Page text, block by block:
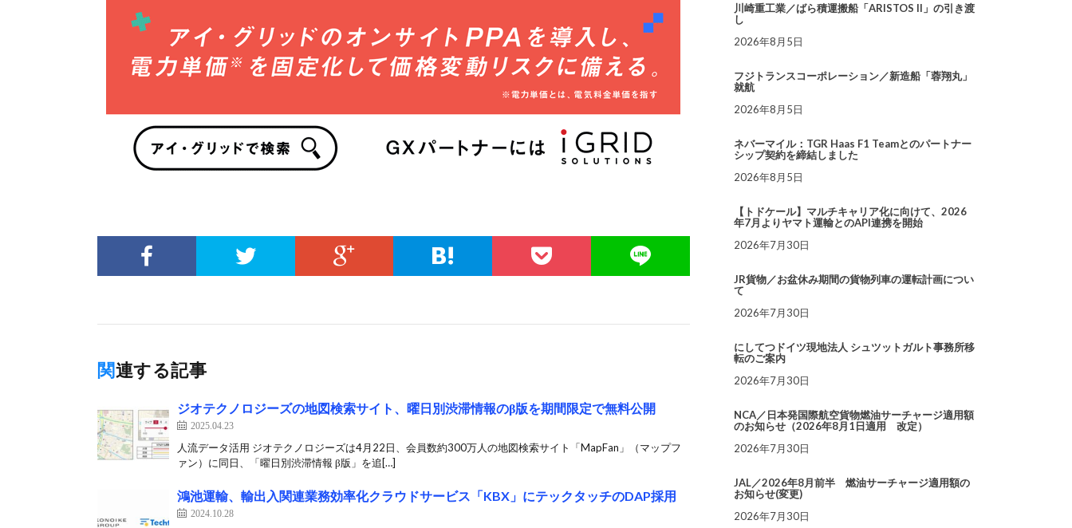
関連する記事
ジオテクノロジーズの地図検索サイト、曜日別渋滞情報のβ版を期間限定で無料公開
2025.04.23
人流データ活用 ジオテクノロジーズは4月22日、会員数約300万人の地図検索サイト「MapFan」（マップフ
ァン）に同日、「曜日別渋滞情報 β版」を追[…]
鴻池運輸、輸出入関連業務効率化クラウドサービス「KBX」にテックタッチのDAP採用
2024.10.28
川崎重工業／ばら積運搬船「ARISTOS II」の引き渡
し
2026年8月5日
フジトランスコーポレーション／新造船「蓉翔丸」
就航
2026年8月5日
ネバーマイル：TGR Haas F1 Teamとのパートナー
シップ契約を締結しました
2026年8月5日
【トドケール】マルチキャリア化に向けて、2026
年7月よりヤマト運輸とのAPI連携を開始
2026年7月30日
JR貨物／お盆休み期間の貨物列車の運転計画につい
て
2026年7月30日
にしてつドイツ現地法人 シュツットガルト事務所移
転のご案内
2026年7月30日
NCA／日本発国際航空貨物燃油サーチャージ適用額
のお知らせ（2026年8月1日適用 改定）
2026年7月30日
JAL／2026年8月前半 燃油サーチャージ適用額の
お知らせ(変更)
2026年7月30日